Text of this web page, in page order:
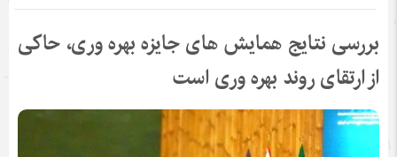
بررسی نتایج همایش های جایزه بهره وری، حاکی
از ارتقای روند بهره وری است